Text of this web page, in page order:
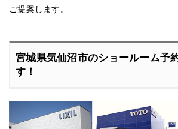
ご提案します。
宮城県気仙沼市のショールーム予
す！